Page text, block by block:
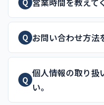
Q
Q お問い合わせ方法
Q
個人情報の取り扱
い。